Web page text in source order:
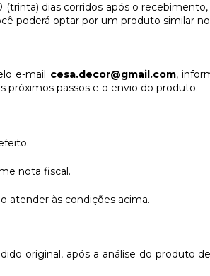
dias corridos após o
poderá optar por um produto similar
e-mail cesa.decor@gmail.com,
próximos passos e o envio do produto.
nota fiscal.
atender às condições acima.
original, após a análise do produto